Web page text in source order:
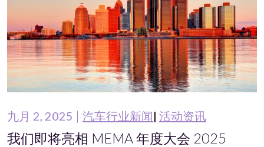
九月 2, 2025 汽车行业新闻 活动资讯
我们即将亮相 MEMA 年度大会 2025